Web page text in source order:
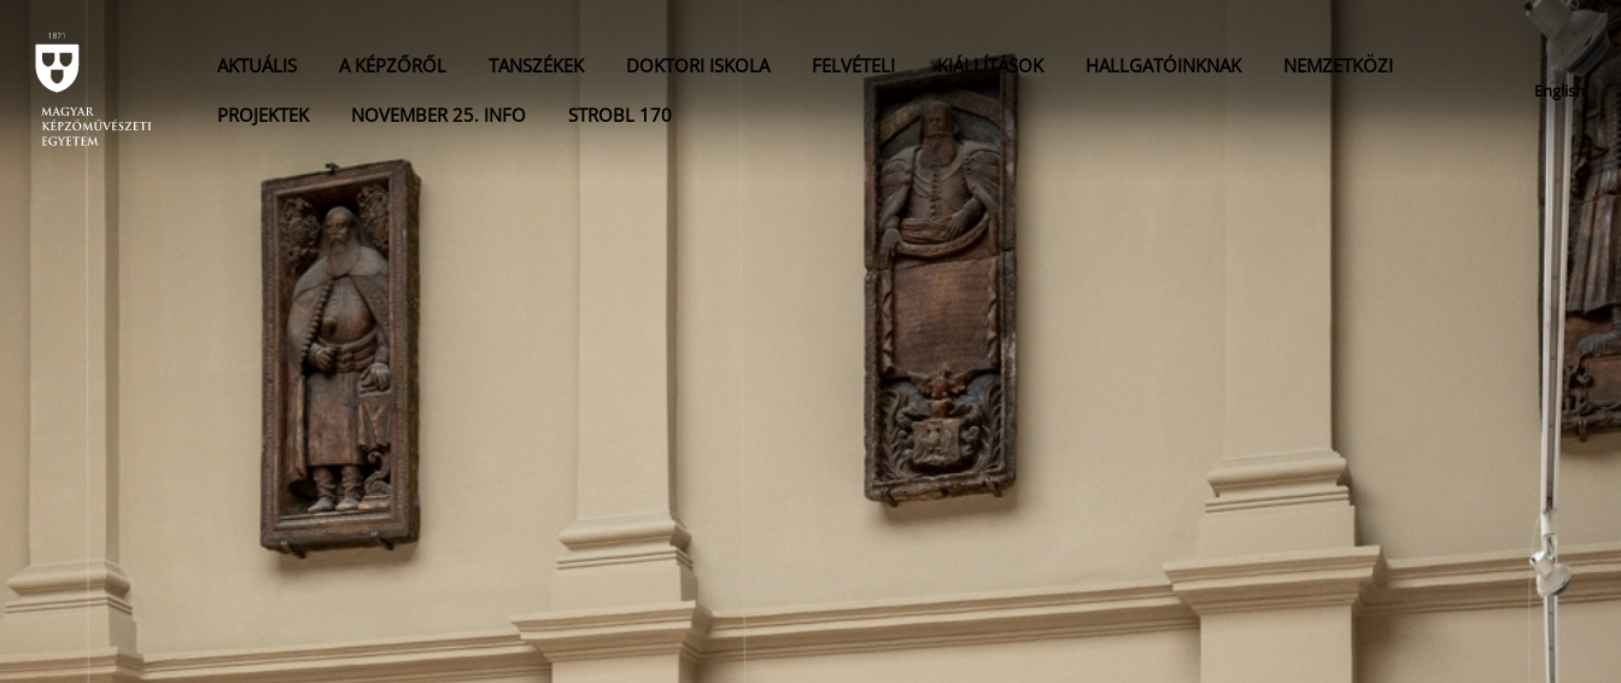
AKTUÁLIS A KÉPZŐRŐL TANSZÉKEK DOKTORI ISKOLA FELVÉTELI KIÁLLÍTÁSOK HALLGATÓINKNAK
NEMZETKÖZI
PROJEKTEK
NOVEMBER 25. INFO STROBL 170
English